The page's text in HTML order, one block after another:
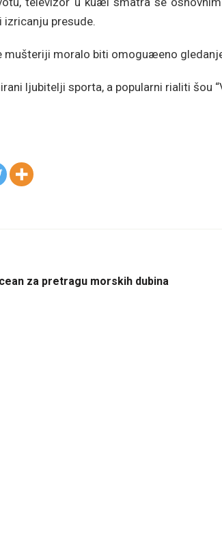
izricanju presude.
mušteriji moralo biti omoguæeno
ljubitelji sporta, a popularni rialiti šou
za pretragu morskih dubina